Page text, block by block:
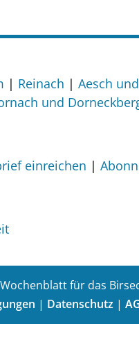
Reinach
Aesch
und
einreichen
für das
| Datenschutz |